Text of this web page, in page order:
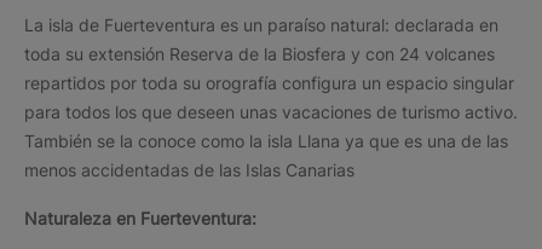
La isla de Fuerteventura es un paraíso natural: declarada en
toda su extensión Reserva de la Biosfera y con 24 volcanes
repartidos por toda su orografía configura un espacio singular
para todos los que deseen unas vacaciones de turismo activo.
También se la conoce como la isla Llana ya que es una de las
menos accidentadas de las Islas Canarias
Naturaleza en Fuerteventura: